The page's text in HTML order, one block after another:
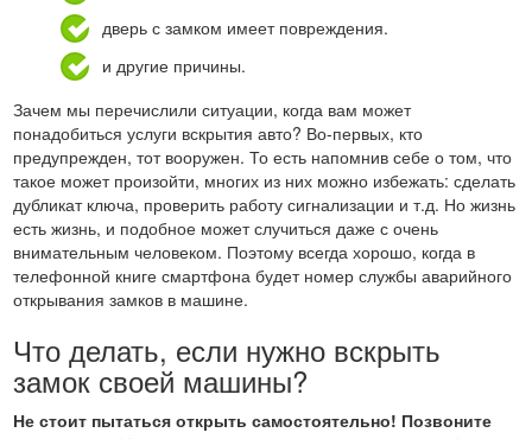
дверь с замком имеет повреждения.
и другие причины.
Зачем мы перечислили ситуации, когда вам может
понадобиться услуги вскрытия авто? Во-первых, кто
предупрежден, тот вооружен. То есть напомнив себе о том, что
такое может произойти, многих из них можно избежать: сделать
дубликат ключа, проверить работу сигнализации и т.д. Но жизнь
есть жизнь, и подобное может случиться даже с очень
внимательным человеком. Поэтому всегда хорошо, когда в
телефонной книге смартфона будет номер службы аварийного
открывания замков в машине.
Что делать, если нужно вскрыть
замок своей машины?
Не стоит пытаться открыть самостоятельно! Позвоните